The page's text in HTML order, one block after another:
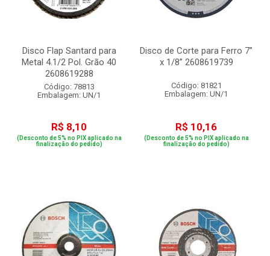
Disco Flap Santard para
Metal 4.1/2 Pol. Grão 40
2608619288
Código: 78813
Embalagem: UN/1
R$ 8,10
(Desconto de 5% no PIX aplicado na
finalização do pedido)
Disco de Corte para Ferro 7”
x 1/8” 2608619739
Código: 81821
Embalagem: UN/1
R$ 10,16
(Desconto de 5% no PIX aplicado na
finalização do pedido)